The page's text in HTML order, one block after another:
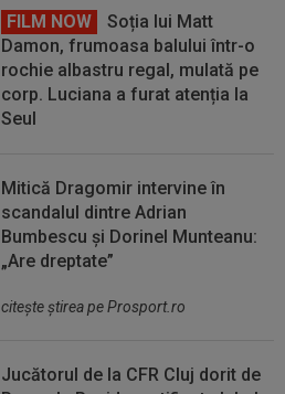
FILM NOW
Soția lui Matt
Damon, frumoasa balului într-o
rochie albastru regal, mulată pe
corp. Luciana a furat atenția la
Seul
Mitică Dragomir intervine în
scandalul dintre Adrian
Bumbescu și Dorinel Munteanu:
„Are dreptate”
citeşte ştirea pe Prosport.ro
Jucătorul de la CFR Cluj dorit de